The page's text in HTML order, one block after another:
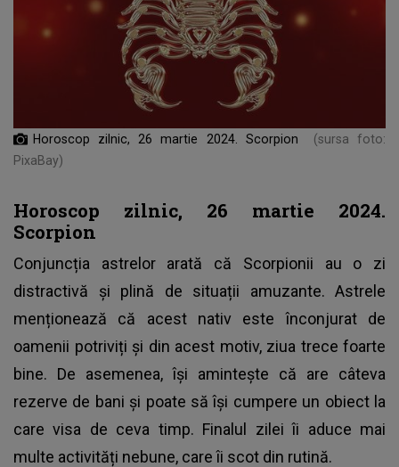
Horoscop zilnic, 26 martie 2024. Scorpion
(sursa foto:
PixaBay)
Horoscop zilnic, 26 martie 2024.
Scorpion
Conjuncția astrelor arată că Scorpionii au o zi
distractivă și plină de situații amuzante. Astrele
menționează că acest nativ este înconjurat de
oamenii potriviți și din acest motiv, ziua trece foarte
bine. De asemenea, își amintește că are câteva
rezerve de bani și poate să își cumpere un obiect la
care visa de ceva timp. Finalul zilei îi aduce mai
multe activități nebune, care îi scot din rutină.